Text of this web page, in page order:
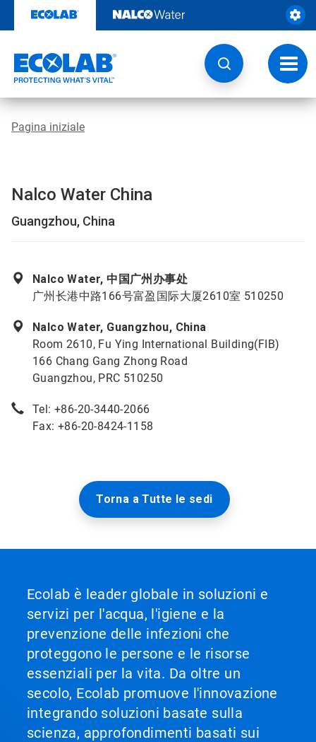
contenuto
Pagina iniziale
Nalco Water China
Guangzhou, China
Nalco Water, 中国广州办事处
广州长港中路166号富盈国际大厦2610室 510250
Nalco Water, Guangzhou, China
Room 2610, Fu Ying International Building(FIB)
166 Chang Gang Zhong Road
Guangzhou, PRC 510250
Tel: +86-20-3440-2066
Fax: +86-20-8424-1158
Torna a Tutte le sedi
Ecolab è leader globale in soluzioni e
servizi per l'acqua, l'igiene e la
prevenzione delle infezioni che
proteggono le persone e le risorse
essenziali per la vita. Da oltre un
secolo, Ecolab promuove l'innovazione
integrando soluzioni basate sulla
scienza, approfondimenti basati sui